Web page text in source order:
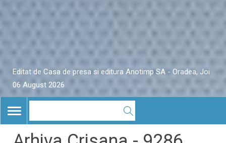
Editat de Casa de presa si editura Anotimp SA - Oradea, Joi
06 August 2026
TOGGLE
NAVIGATION